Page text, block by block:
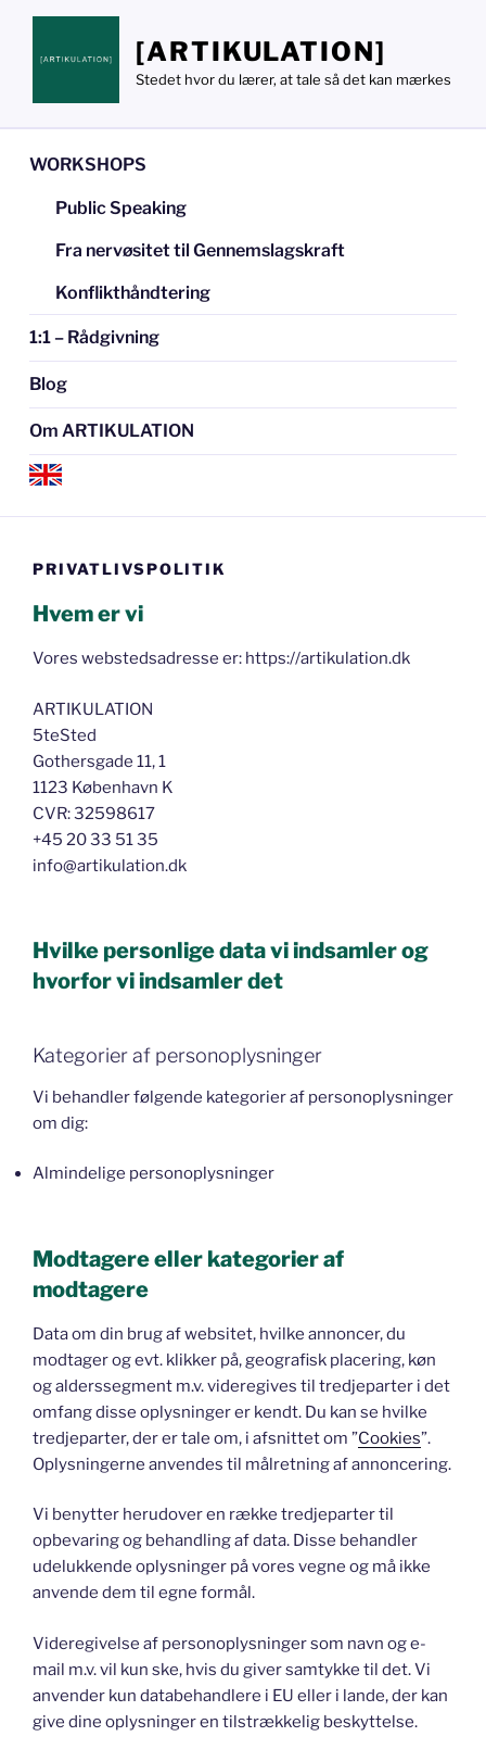
Videre
indhold
[ARTIKULATION]
Stedet hvor du lærer, at tale så det kan mærkes
WORKSHOPS
Public Speaking
Fra nervøsitet til Gennemslagskraft
Konflikthåndtering
1:1 – Rådgivning
Blog
Om ARTIKULATION
PRIVATLIVSPOLITIK
Hvem er vi
Vores webstedsadresse er: https://artikulation.dk
ARTIKULATION
5teSted
Gothersgade 11, 1
1123 København K
CVR: 32598617
+45 20 33 51 35
info@artikulation.dk
Hvilke personlige data vi indsamler og
hvorfor vi indsamler det
Kategorier af personoplysninger
Vi behandler følgende kategorier af personoplysninger
om dig:
Almindelige personoplysninger
Modtagere eller kategorier af
modtagere
Data om din brug af websitet, hvilke annoncer, du
modtager og evt. klikker på, geografisk placering, køn
og alderssegment m.v. videregives til tredjeparter i det
omfang disse oplysninger er kendt. Du kan se hvilke
tredjeparter, der er tale om, i afsnittet om ”Cookies”.
Oplysningerne anvendes til målretning af annoncering.
Vi benytter herudover en række tredjeparter til
opbevaring og behandling af data. Disse behandler
udelukkende oplysninger på vores vegne og må ikke
anvende dem til egne formål.
Videregivelse af personoplysninger som navn og e-
mail m.v. vil kun ske, hvis du giver samtykke til det. Vi
anvender kun databehandlere i EU eller i lande, der kan
give dine oplysninger en tilstrækkelig beskyttelse.